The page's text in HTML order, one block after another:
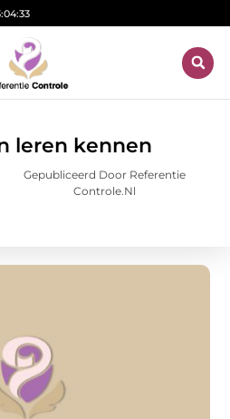
leren kennen
Gepubliceerd Door Referentie
Controle.nl